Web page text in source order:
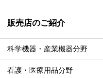
販売店のご紹介
科学機器・産業機器分野
看護・医療用品分野